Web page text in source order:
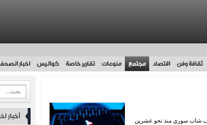
ثقافة وفن اقتصاد مجتمع منوعات تقارير خاصة كواليس اخبار
شاب سوري منذ نحو عشرين
أخبار